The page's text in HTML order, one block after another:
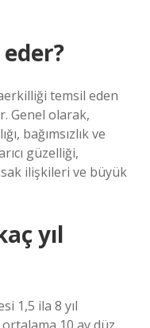
temsil eden
Genel olarak,
bağımsızlık ve
güzelliği,
ilişkileri ve büyük
yıl
1,5 ila 8 yıl